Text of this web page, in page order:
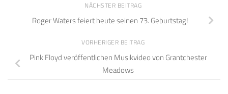
NÄCHSTER BEITRAG
Roger Waters feiert heute seinen 73. Geburtstag!
VORHERIGER BEITRAG
Pink Floyd veröffentlichen Musikvideo von Grantchester
Meadows